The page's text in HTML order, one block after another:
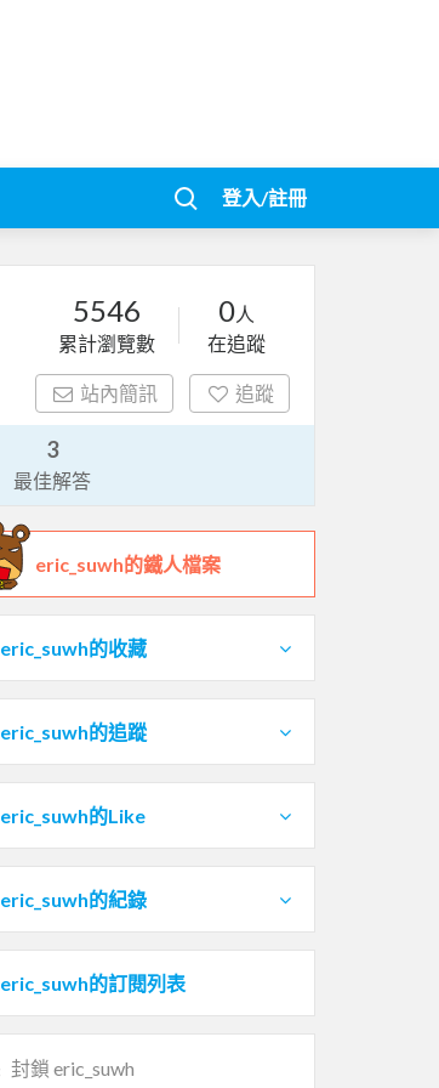
登入/註冊
5546
累計瀏覽數
0人
在追蹤
站內簡訊 追蹤
3
最佳解答
eric_suwh的鐵人檔案
eric_suwh的收藏
eric_suwh的追蹤
eric_suwh的Like
eric_suwh的紀錄
eric_suwh的訂閱列表
封鎖 eric_suwh